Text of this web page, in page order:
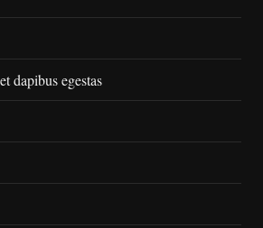
dapibus egestas